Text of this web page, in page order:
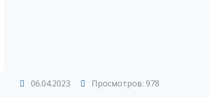
06.04.2023
Просмотров: 978